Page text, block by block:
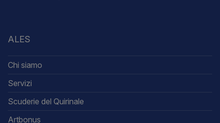
ALES
Chi siamo
Servizi
Scuderie del Quirinale
Artbonus